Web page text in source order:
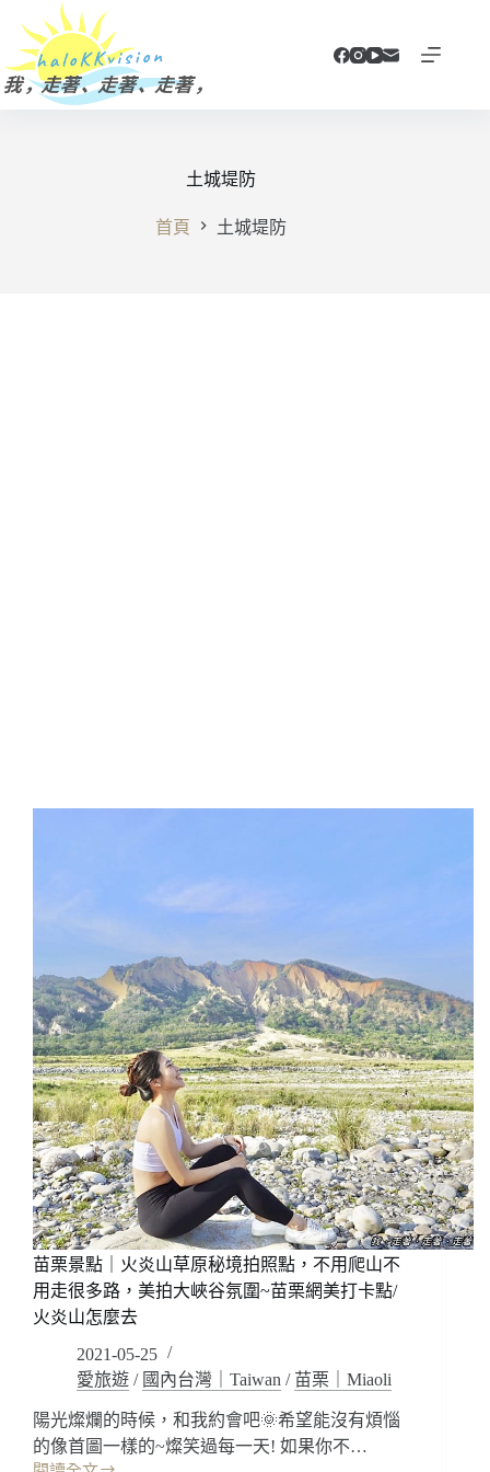
主
要
土城堤防
首頁 土城堤防
苗栗景點｜火炎山草原秘境拍照點，不用爬山不
用走很多路，美拍大峽谷氛圍~苗栗網美打卡點/
火炎山怎麼去
2021-05-25
愛旅遊 / 國內台灣｜Taiwan / 苗栗｜Miaoli
陽光燦爛的時候，和我約會吧🌞希望能沒有煩惱
的像首圖一樣的~燦笑過每一天! 如果你不…